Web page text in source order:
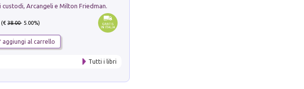
custodi, Arcangeli e Milton Friedman.
(€38.00- 5.00%)
aggiungi al carrello
Tutti i libri